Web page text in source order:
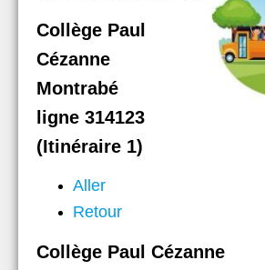
Collège Paul
Cézanne
Montrabé
ligne 314123
(Itinéraire 1)
Aller
Retour
Collège Paul Cézanne